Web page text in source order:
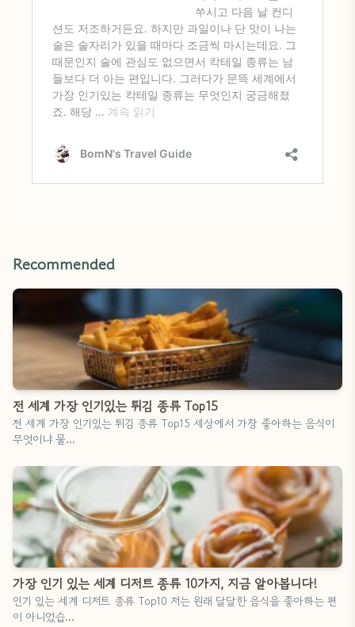
Recommended
전 세계 가장 인기있는 튀김 종류 Top15
전 세계 가장 인기있는 튀김 종류 Top15 세상에서 가장 좋아하는 음식이
무엇이냐 물…
가장 인기 있는 세계 디저트 종류 10가지, 지금 알아봅니다!
인기 있는 세계 디저트 종류 Top10 저는 원래 달달한 음식을 좋아하는 편
이 아니었습…